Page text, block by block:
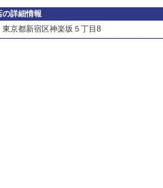
詳細情報
東京都新宿区神楽坂５丁目8